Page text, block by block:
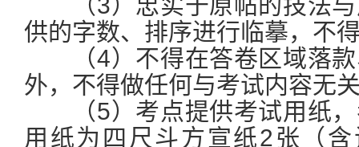
供的字数、排序进行临摹，不
（4）不得在答卷区域落款
外，不得做任何与考试内容无
（5）考点提供考试用纸，
用纸为四尺斗方宣纸2张（